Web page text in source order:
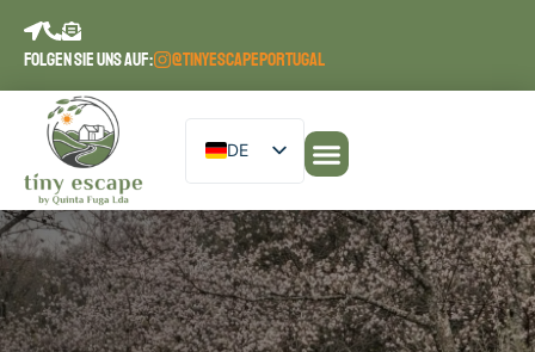
springen
FOLGEN SIE UNS AUF:
@TINYESCAPEPORTUGAL
DE
EN
PT
ES
FR